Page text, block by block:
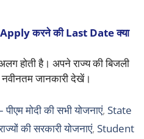
करने की Last Date क्या
होती है। अपने राज्य की बिजली
जानकारी देखें।
मोदी की सभी योजनाएं, State
की सरकारी योजनाएं, Student